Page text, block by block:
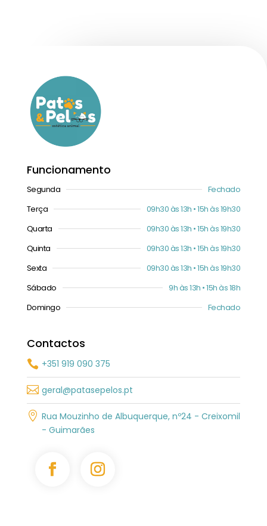
Funcionamento
Segunda
Fechado
Terça
09h30 às 13h • 15h às 19h30
Quarta
09h30 às 13h • 15h às 19h30
Quinta
09h30 às 13h • 15h às 19h30
Sexta
09h30 às 13h • 15h às 19h30
Sábado
9h às 13h • 15h às 18h
Domingo
Fechado
Contactos
 +351 919 090 375
 geral@patasepelos.pt
 Rua Mouzinho de Albuquerque, nº24 - Creixomil
- Guimarães